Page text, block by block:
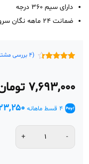
دارای سیم 360 درجه
ضمانت 24 ماهه نگان سرویس
امتیازدهی
مشتری
(
4 بررسی
۷,۶۹۳,۰۰۰
4 قسط ماهانه